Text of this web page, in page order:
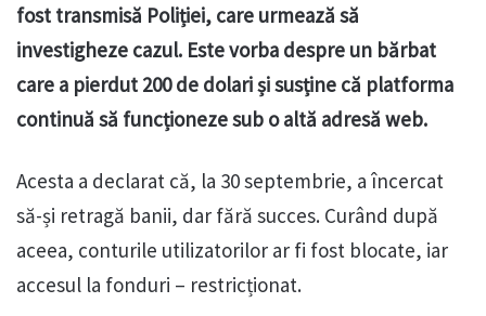
fost transmisă Poliției, care urmează să
investigheze cazul. Este vorba despre un bărbat
care a pierdut 200 de dolari și susține că platforma
continuă să funcționeze sub o altă adresă web.
Acesta a declarat că, la 30 septembrie, a încercat
să-și retragă banii, dar fără succes. Curând după
aceea, conturile utilizatorilor ar fi fost blocate, iar
accesul la fonduri – restricționat.